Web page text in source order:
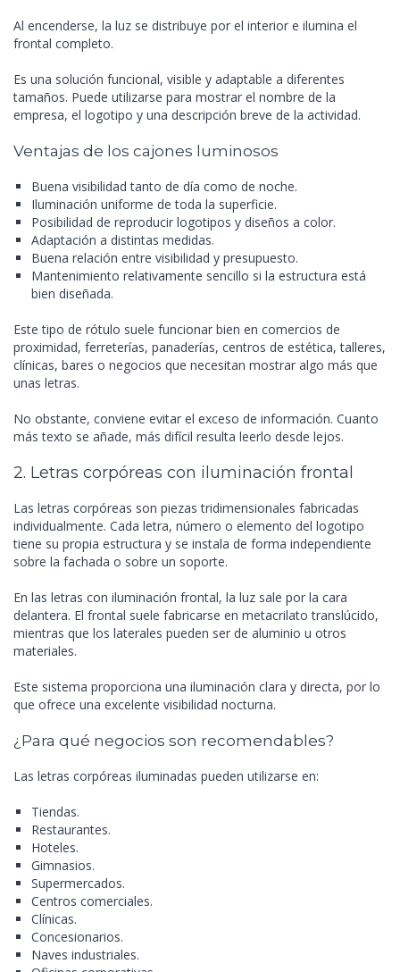
Al encenderse, la luz se distribuye por el interior e ilumina el
frontal completo.
Es una solución funcional, visible y adaptable a diferentes
tamaños. Puede utilizarse para mostrar el nombre de la
empresa, el logotipo y una descripción breve de la actividad.
Ventajas de los cajones luminosos
Buena visibilidad tanto de día como de noche.
Iluminación uniforme de toda la superficie.
Posibilidad de reproducir logotipos y diseños a color.
Adaptación a distintas medidas.
Buena relación entre visibilidad y presupuesto.
Mantenimiento relativamente sencillo si la estructura está
bien diseñada.
Este tipo de rótulo suele funcionar bien en comercios de
proximidad, ferreterías, panaderías, centros de estética, talleres,
clínicas, bares o negocios que necesitan mostrar algo más que
unas letras.
No obstante, conviene evitar el exceso de información. Cuanto
más texto se añade, más difícil resulta leerlo desde lejos.
2. Letras corpóreas con iluminación frontal
Las letras corpóreas son piezas tridimensionales fabricadas
individualmente. Cada letra, número o elemento del logotipo
tiene su propia estructura y se instala de forma independiente
sobre la fachada o sobre un soporte.
En las letras con iluminación frontal, la luz sale por la cara
delantera. El frontal suele fabricarse en metacrilato translúcido,
mientras que los laterales pueden ser de aluminio u otros
materiales.
Este sistema proporciona una iluminación clara y directa, por lo
que ofrece una excelente visibilidad nocturna.
¿Para qué negocios son recomendables?
Las letras corpóreas iluminadas pueden utilizarse en:
Tiendas.
Restaurantes.
Hoteles.
Gimnasios.
Supermercados.
Centros comerciales.
Clínicas.
Concesionarios.
Naves industriales.